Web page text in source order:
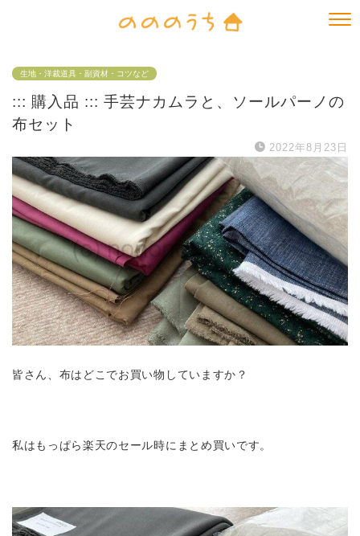
生地・洋裁道具・副資材・コツなど
::: 購入品 ::: 手芸ナカムラと、ソールパーノの
布セット
2022年8月23日
皆さん、布はどこでお買い物していますか？
私はもっぱら楽天のセール時にまとめ買いです。